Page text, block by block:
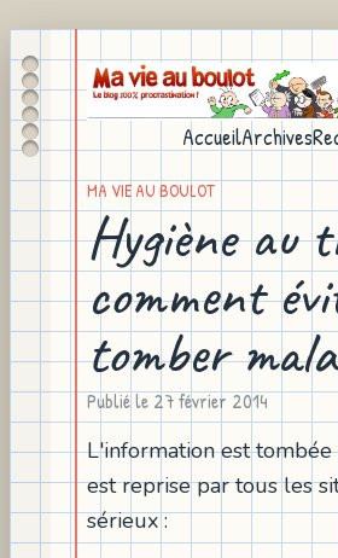
AccueilArchives
MA VIE AU BOULOT
Hygiène au
comment
tomber
Publié le27 février 2014
L'information est
est reprise par tous les
sérieux :